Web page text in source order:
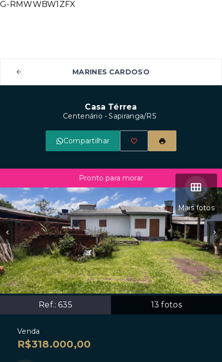
G-RMWWBW1ZFX
MARINES CARDOSO
Casa Térrea
Centenário - Sapiranga/RS
Compartilhar
Mais fotos
Ref.:635 13 fotos
Pronto para morar
Venda
R$318.000,00